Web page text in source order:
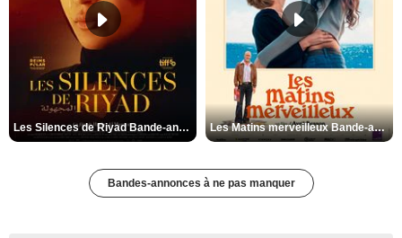
Les Silences de Riyad Bande-annonce VO STFR Les Matins merveilleux Bande-annonce VF
Bandes-annonces à ne pas manquer